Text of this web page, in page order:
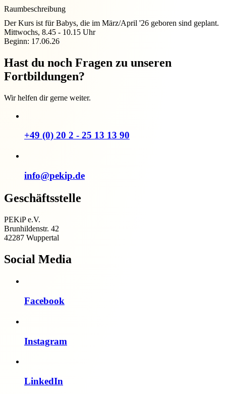
Raumbeschreibung
Der Kurs ist für Babys, die im März/April '26 geboren sind geplant.
Mittwochs, 8.45 - 10.15 Uhr
Beginn: 17.06.26
Hast du noch Fragen zu unseren
Fortbildungen?
Wir helfen dir gerne weiter.
+49 (0) 20 2 - 25 13 13 90
info@pekip.de
Geschäftsstelle
PEKiP e.V.
Brunhildenstr. 42
42287 Wuppertal
Social Media
Facebook
Instagram
LinkedIn